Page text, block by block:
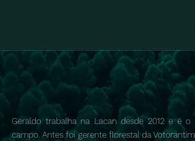
Geraldo trabalha na Lacan desde 2012 e é
campo. Antes foi gerente florestal da